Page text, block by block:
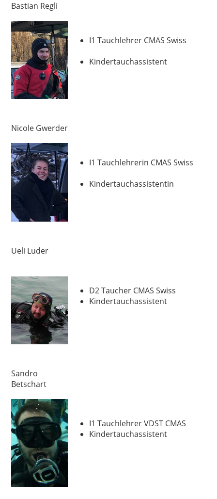
Bastian Regli
I1 Tauchlehrer CMAS Swiss
Kindertauchassistent
Nicole Gwerder
I1 Tauchlehrerin CMAS Swiss
Kindertauchassistentin
Ueli Luder
D2 Taucher CMAS Swiss
Kindertauchassistent
Sandro
Betschart
I1 Tauchlehrer VDST CMAS
Kindertauchassistent